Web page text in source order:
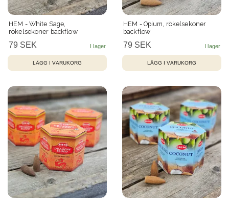
HEM - White Sage,
rökelsekoner backflow
79 SEK
HEM - Opium, rökelsekoner
backflow
79 SEK